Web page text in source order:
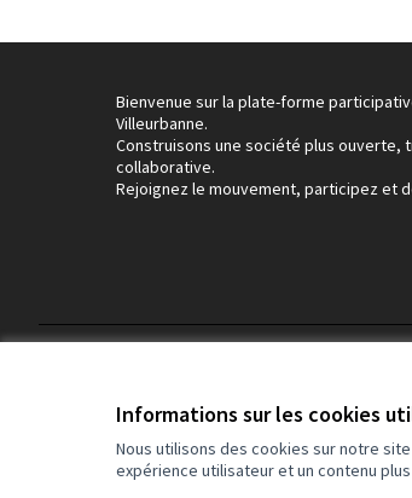
Informations sur les cookies
Nous utilisons des cookies sur notre
expérience utilisateur et un contenu
Bienvenue sur la plate-forme
Villeurbanne.
Construisons une société plus ouverte,
collaborative.
Rejoignez le mouvement, participez et